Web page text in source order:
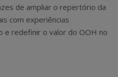
de ampliar o repertório da
com experiências
e redefinir o valor do OOH no